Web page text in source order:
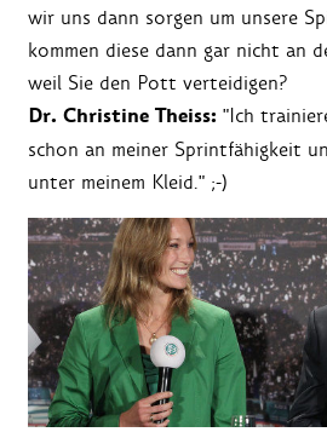
wir uns dann sorgen um unsere
kommen diese dann gar nicht an
weil Sie den Pott verteidigen?
Dr. Christine Theiss: "Ich
schon an meiner Sprintfähigkeit
unter meinem Kleid." ;-)